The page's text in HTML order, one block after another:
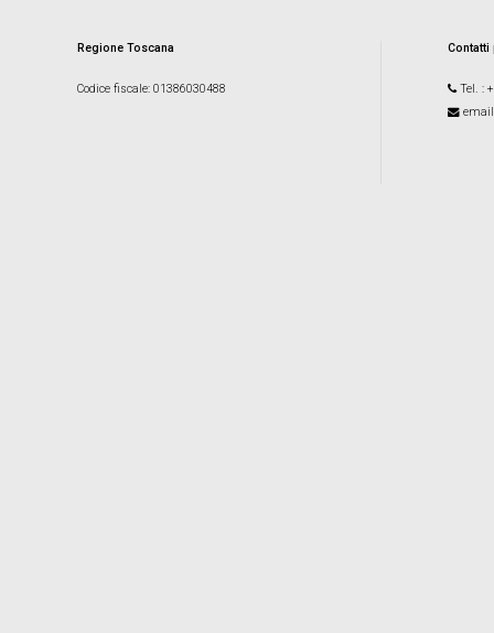
Regione Toscana
Codice fiscale: 01386030488 Tel. :
email